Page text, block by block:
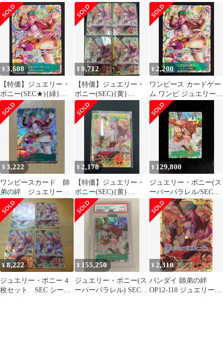
ット 2枚
118〉[[OP-12]ブースタ
ーパック 師弟の絆]
¥3,608
【特価】ジュエリー・
ボニー(SEC★){緑}
〈OP12-118〉[[OP-12]
ブースターパック 師弟
の絆]
¥8,712
【特価】ジュエリー・
ボニー(SEC){黄}
〈OP12-118〉[師弟の
絆] シークレット 4枚セ
ット
¥ 2,200
ワンピース カードゲー
ム ワンピ ジュエリー・
ボニー［パラレル］
（Hashimoto Q） SEC
OP12-118 ［OP12］ ブ
ースターパック 師弟の
絆 トレカ TCG 264
¥3,222
ワンピースカード 師
弟の絆 ジュエリー・
ボニー SEC パラレ
ル
¥ 2,178
【特価】ジュエリー・
ボニー(SEC){黄}
〈OP12-118〉[師弟の
絆] シークレット
¥ 129,800
ジュエリー・ボニー(ス
ーパーパラレル/SEC★)
{緑}〈OP12-118〉[ブー
スターパック 師弟の
絆] コミパラ
¥8,222
ジュエリー・ボニー 4
枚セット SEC シーク
¥ 155,250
ジュエリー・ボニー(ス
ーパーパラレル) SEC
¥ 2,310
バンダイ 師弟の絆
OP12-118 ジュエリー・